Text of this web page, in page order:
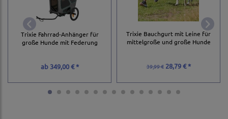
Trixie Fahrrad-Anhänger für
große Hunde mit Federung
ab349,00 € *
Trixie Bauchgurt mit Leine für
mittelgroße und große Hunde
39,99 €28,79 € *